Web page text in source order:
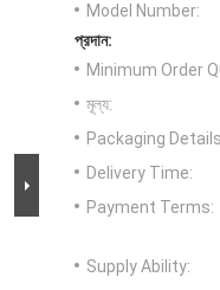
Model Number:
প্রদান:
Minimum Order
মূল্য:
Packaging
Delivery Time:
Payment Terms:
Supply Ability: